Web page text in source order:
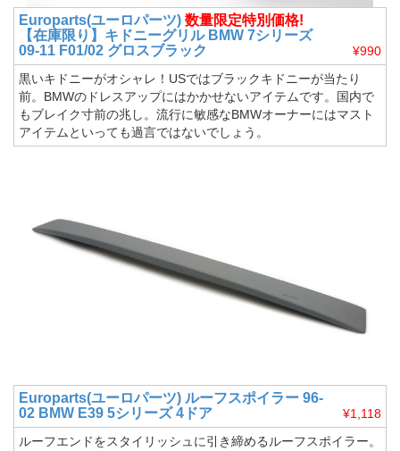
Europarts(ユーロパーツ) 数量限定特別価格!
【在庫限り】キドニーグリル BMW 7シリーズ
09-11 F01/02 グロスブラック
¥990
黒いキドニーがオシャレ！USではブラックキドニーが当たり
前。BMWのドレスアップにはかかせないアイテムです。国内で
もブレイク寸前の兆し。流行に敏感なBMWオーナーにはマスト
アイテムといっても過言ではないでしょう。
Europarts(ユーロパーツ) ルーフスポイラー 96-
02 BMW E39 5シリーズ 4ドア
¥1,118
ルーフエンドをスタイリッシュに引き締めるルーフスポイラー。